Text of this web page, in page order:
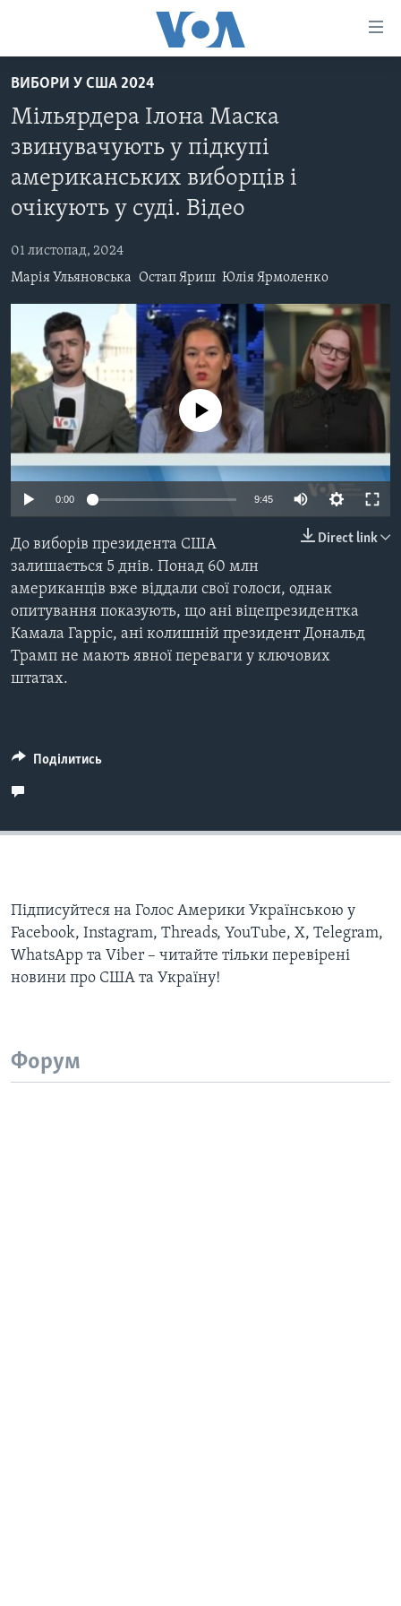
до
матеріалу
Перейти
меню
сторінки
до
Пошуку
АКТУАЛЬНО
США
УКРАЇНА
ВІЙНА - ЦЕ ОСОБИСТЕ
УКРАЇНЦІ У СВІТІ
НАУКА
ЗДОРОВ'Я
КУЛЬТУРА
СУСПІЛЬСТВО
ЕКОНОМІКА
ІСТОРІЇ УСПІХУ УКРАЇНЦІВ
АНАЛІТИКА
ПОЛІТИКА В США
АДМІНІСТРАЦІЯ ПРЕЗИДЕНТА ТРАМПА: ПЕРШІ 100
ДНІВ
УКРАЇНЦІ В АМЕРИЦІ
УКРАЇНА
ІНТЕРВ'Ю
БОРОТЬБА З ДЕЗІНФОРМАЦІЄЮ
ВІДЕО
ТЕЛЕПРОГРАМИ
ЧАС-TIME
БРИФІНГ ГОЛОСУ АМЕРИКИ
СТУДІЯ ВАШИНГТОН
ВІКНО В АМЕРИКУ
ПРАЙМ-ТАЙМ
ПОГЛЯД З ВАШИНГТОНА
ENGLISH
Learning English
МИ В СОЦМЕРЕЖАХ
ВИБОРИ У США 2024
Мільярдера Ілона Маска
звинувачують у підкупі
американських виборців і
очікують у суді. Відео
01 листопад, 2024
Марія Ульяновська Остап Яриш Юлія Ярмоленко
No media source currently available
0:00 9:45
Direct link
До виборів президента США
залишається 5 днів. Понад 60 млн
американців вже віддали свої голоси, однак
опитування показують, що ані віцепрезидентка
Камала Гарріс, ані колишній президент Дональд
Трамп не мають явної переваги у ключових
штатах.
Поділитись
Підписуйтеся на Голос Америки Українською у
Facebook, Instagram, Threads, YouTube, X, Telegram,
WhatsApp та Viber – читайте тільки перевірені
новини про США та Україну!
Форум